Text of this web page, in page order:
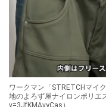
ワークマン「STRETCHマイ
地のよろず屋ナイロンポリ
v=3JfKMAvyCas）